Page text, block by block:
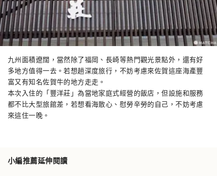
九州面積遼闊，當然除了福岡、長崎等熱門觀光景點外，還有好
多地方值得一去。若想趟深度旅行，不妨考慮來佐賀這座海產豐
富又有知名佐賀牛的地方走走。
本次入住的「豐洋莊」為當地家庭式經營的飯店，但設施和服務
都不比大型旅館差，若想看海散心、慰勞辛勞的自己，不妨考慮
來這住一晚。
小編推薦延伸閱讀